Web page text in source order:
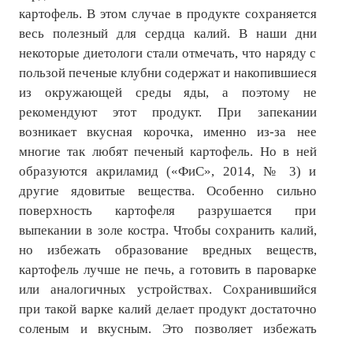
картофель. В этом случае в продукте сохраняется
весь полезный для сердца калий. В наши дни
некоторые диетологи стали отмечать, что наряду с
пользой печеные клубни содержат и накопившиеся
из окружающей среды яды, а поэтому не
рекомендуют этот продукт. При запекании
возникает вкусная корочка, именно из-за нее
многие так любят печеный картофель. Но в ней
образуются акриламид («ФиС», 2014, № 3) и
другие ядовитые вещества. Особенно сильно
поверхность картофеля разрушается при
выпекании в золе костра. Чтобы сохранить калий,
но избежать образование вредных веществ,
картофель лучше не печь, а готовить в пароварке
или аналогичных устройствах. Сохранившийся
при такой варке калий делает продукт достаточно
соленым и вкусным. Это позволяет избежать